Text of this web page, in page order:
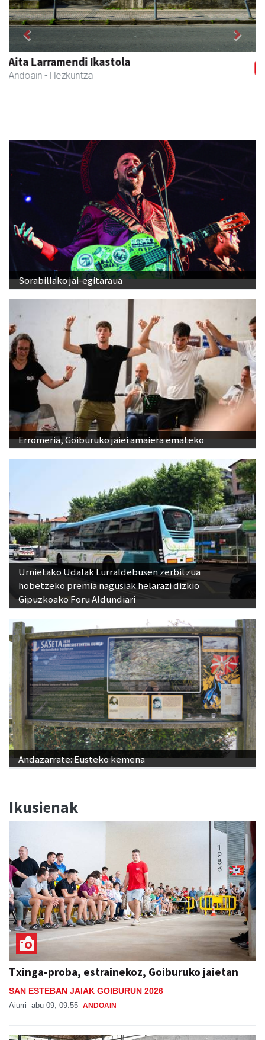
Bengoetxea autoeskola
Andoain - Autoeskolak
Previous Next
Sorabillako jai-egitaraua
Erromeria, Goiburuko jaiei amaiera emateko
Urnietako Udalak Lurraldebusen zerbitzua
hobetzeko premia nagusiak helarazi dizkio
Gipuzkoako Foru Aldundiari
Andazarrate: Eusteko kemena
Ikusienak
Txinga-proba, estrainekoz, Goiburuko jaietan
SAN ESTEBAN JAIAK GOIBURUN 2026
Aiurri abu 09, 09:55 ANDOAIN